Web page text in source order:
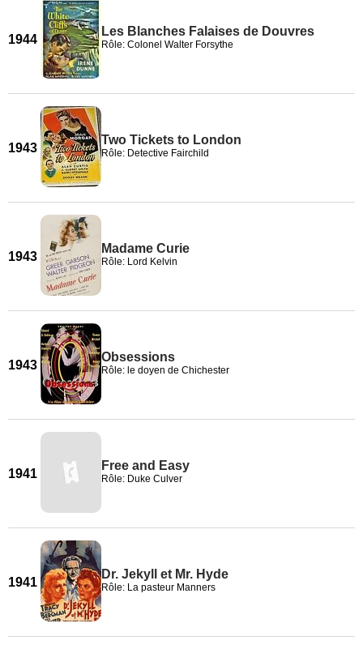
1944
Les Blanches Falaises de Douvres
Rôle: Colonel Walter Forsythe
1943
Two Tickets to London
Rôle: Detective Fairchild
1943
Madame Curie
Rôle: Lord Kelvin
1943
Obsessions
Rôle: le doyen de Chichester
1941
Free and Easy
Rôle: Duke Culver
1941
Dr. Jekyll et Mr. Hyde
Rôle: La pasteur Manners